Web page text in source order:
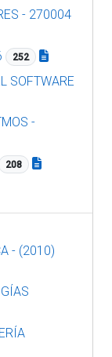
- 270004
252
SOFTWARE
-
208
- (2010)